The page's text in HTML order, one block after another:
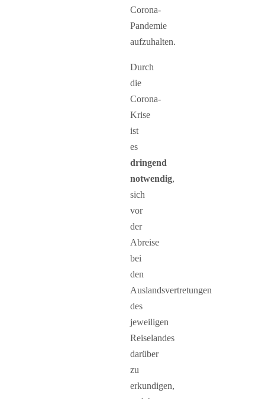
Corona-
Pandemie
aufzuhalten.
Durch
die
Corona-
Krise
ist
es
dringend
notwendig,
sich
vor
der
Abreise
bei
den
Auslandsvertretungen
des
jeweiligen
Reiselandes
darüber
zu
erkundigen,